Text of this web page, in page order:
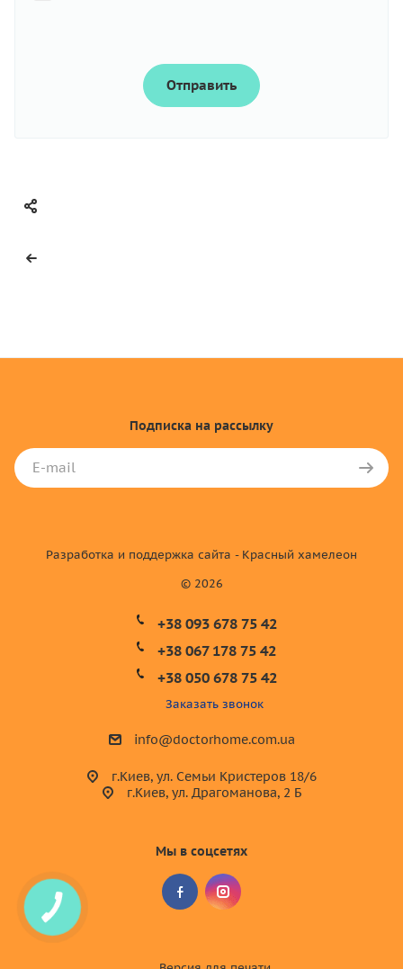
Отправить
Подписка на рассылку
© 2026
Разработка и поддержка сайта - Красный хамелеон
+38 093 678 75 42
+38 067 178 75 42
+38 050 678 75 42
Заказать звонок
info@doctorhome.com.ua
г.Киев, ул. Семьи Кристеров 18/6
г.Киев, ул. Драгоманова, 2 Б
Мы в соцсетях